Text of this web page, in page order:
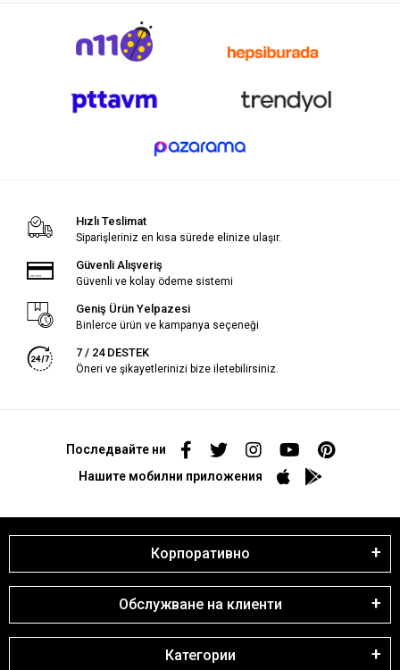
Hızlı Teslimat
Siparişleriniz en kısa sürede elinize ulaşır.
Güvenli Alışveriş
Güvenli ve kolay ödeme sistemi
Geniş Ürün Yelpazesi
Binlerce ürün ve kampanya seçeneği
7 / 24 DESTEK
Öneri ve şikayetlerinizi bize iletebilirsiniz.
Последвайте ни
Нашите мобилни приложения
Корпоративно
Обслужване на клиенти
Категории